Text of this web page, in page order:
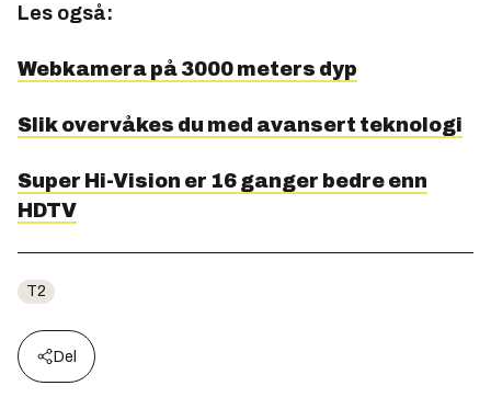
Les også:
Webkamera på 3000 meters dyp
Slik overvåkes du med avansert teknologi
Super Hi-Vision er 16 ganger bedre enn
HDTV
T2
Del